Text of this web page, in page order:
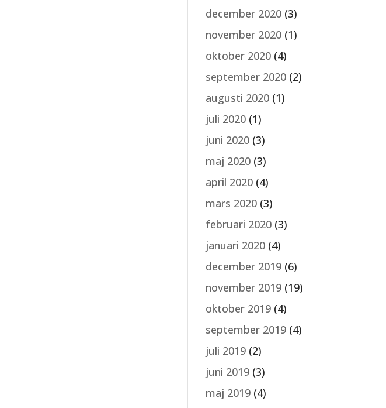
december 2020 (3)
november 2020 (1)
oktober 2020 (4)
september 2020 (2)
augusti 2020 (1)
juli 2020 (1)
juni 2020 (3)
maj 2020 (3)
april 2020 (4)
mars 2020 (3)
februari 2020 (3)
januari 2020 (4)
december 2019 (6)
november 2019 (19)
oktober 2019 (4)
september 2019 (4)
juli 2019 (2)
juni 2019 (3)
maj 2019 (4)